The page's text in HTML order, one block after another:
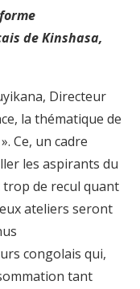
de Kinshasa,
Directeur
la thématique de
Ce, un cadre
les aspirants du
trop de recul quant
ateliers seront
congolais qui,
tant